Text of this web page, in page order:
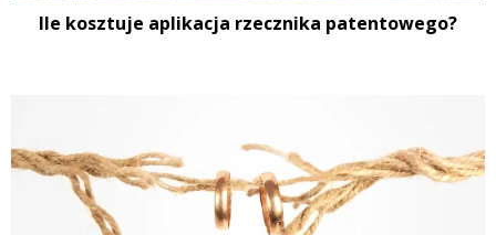
Ile kosztuje aplikacja rzecznika patentowego?